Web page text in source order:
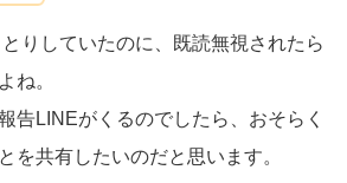
っしゃる可能性も高そうだなと感じ
男性（数日おきに連絡が来るが、や
りしていたのに、既読無視されたら
ね。
告LINEがくるのでしたら、おそらく
を共有したいのだと思います。